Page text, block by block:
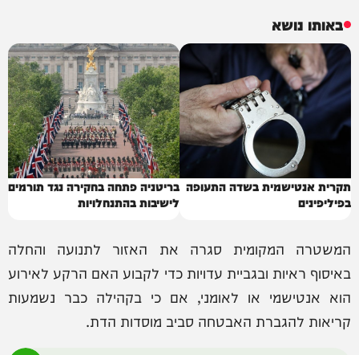
באותו נושא
תקרית אנטישמית בשדה התעופה
בפיליפינים
בריטניה פתחה בחקירה נגד תורמים
לישיבות בהתנחלויות
המשטרה המקומית סגרה את האזור לתנועה והחלה
באיסוף ראיות ובגביית עדויות כדי לקבוע האם הרקע לאירוע
הוא אנטישמי או לאומני, אם כי בקהילה כבר נשמעות
קריאות להגברת האבטחה סביב מוסדות הדת.